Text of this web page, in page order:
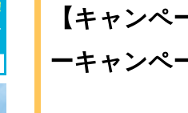
【キャン
ーキャンペ